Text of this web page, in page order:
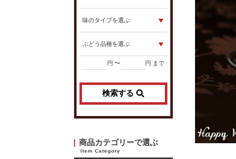
円 〜 円 まで
検索する
商品カテゴリーで選ぶ
Item Category